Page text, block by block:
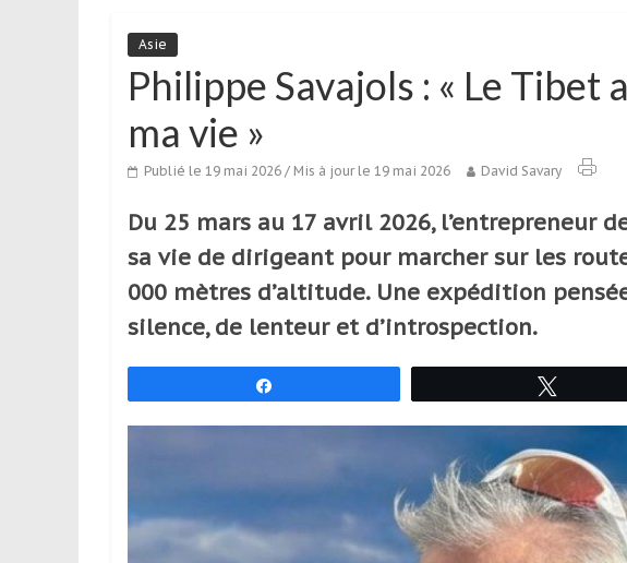
sportif
qui
s’adresse
aux
ponctuels
ou
réguliers,
pratiquants,
passionnés
simples
spectateurs
en
Asie
Philippe Savajols : « Le Tibet
ma vie »
Publié le 19 mai 2026 / Mis à jour le 19 mai 2026 David Savary
Du 25 mars au 17 avril 2026, l’entrepreneur
sa vie de dirigeant pour marcher sur les
000 mètres d’altitude. Une expédition
silence, de lenteur et d’introspection.